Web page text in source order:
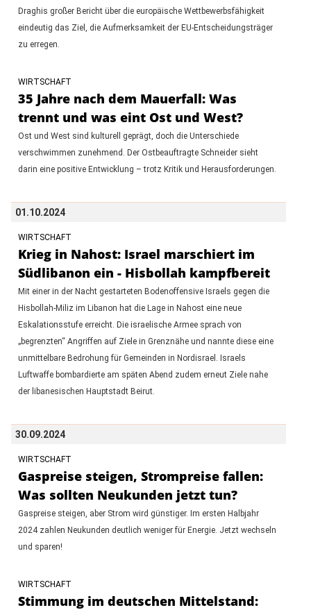
Draghis großer Bericht über die europäische Wettbewerbsfähigkeit
eindeutig das Ziel, die Aufmerksamkeit der EU-Entscheidungsträger
zu erregen.
WIRTSCHAFT
35 Jahre nach dem Mauerfall: Was
trennt und was eint Ost und West?
Ost und West sind kulturell geprägt, doch die Unterschiede
verschwimmen zunehmend. Der Ostbeauftragte Schneider sieht
darin eine positive Entwicklung – trotz Kritik und Herausforderungen.
01.10.2024
WIRTSCHAFT
Krieg in Nahost: Israel marschiert im
Südlibanon ein - Hisbollah kampfbereit
Mit einer in der Nacht gestarteten Bodenoffensive Israels gegen die
Hisbollah-Miliz im Libanon hat die Lage in Nahost eine neue
Eskalationsstufe erreicht. Die israelische Armee sprach von
„begrenzten“ Angriffen auf Ziele in Grenznähe und nannte diese eine
unmittelbare Bedrohung für Gemeinden in Nordisrael. Israels
Luftwaffe bombardierte am späten Abend zudem erneut Ziele nahe
der libanesischen Hauptstadt Beirut.
30.09.2024
WIRTSCHAFT
Gaspreise steigen, Strompreise fallen:
Was sollten Neukunden jetzt tun?
Gaspreise steigen, aber Strom wird günstiger. Im ersten Halbjahr
2024 zahlen Neukunden deutlich weniger für Energie. Jetzt wechseln
und sparen!
WIRTSCHAFT
Stimmung im deutschen Mittelstand: